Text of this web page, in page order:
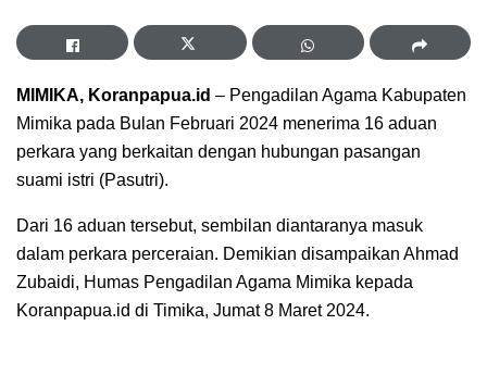
MIMIKA, Koranpapua.id – Pengadilan Agama Kabupaten
Mimika pada Bulan Februari 2024 menerima 16 aduan
perkara yang berkaitan dengan hubungan pasangan
suami istri (Pasutri).
Dari 16 aduan tersebut, sembilan diantaranya masuk
dalam perkara perceraian. Demikian disampaikan Ahmad
Zubaidi, Humas Pengadilan Agama Mimika kepada
Koranpapua.id di Timika, Jumat 8 Maret 2024.